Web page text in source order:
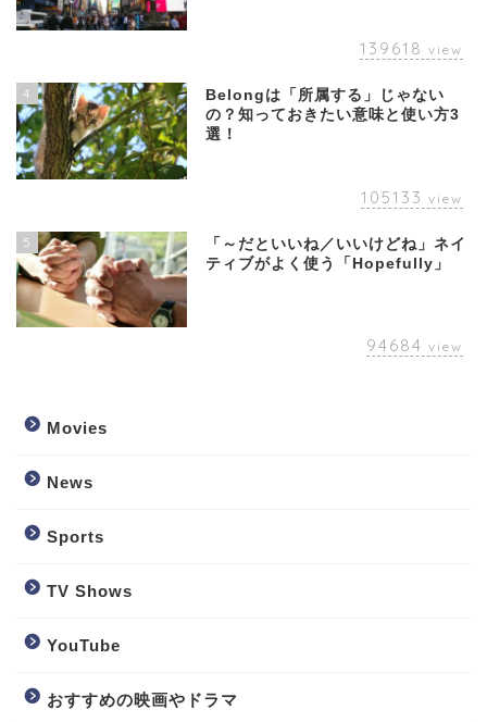
139618 view
4
Belongは「所属する」じゃない
の？知っておきたい意味と使い方3
選！
105133 view
5
「～だといいね／いいけどね」ネイ
ティブがよく使う「Hopefully」
94684 view
Movies
News
Sports
TV Shows
YouTube
おすすめの映画やドラマ